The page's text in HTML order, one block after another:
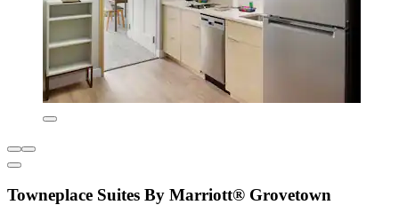
Towneplace Suites By Marriott® Grovetown